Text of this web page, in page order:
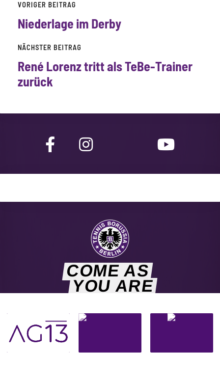
VORIGER BEITRAG
Niederlage im Derby
NÄCHSTER BEITRAG
René Lorenz tritt als TeBe-Trainer
zurück
COME AS
YOU ARE